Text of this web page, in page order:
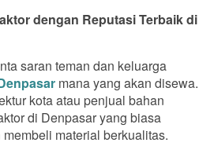
dengan Reputasi Terbaik di
saran teman dan keluarga
mana yang akan disewa.
kota atau penjual bahan
di Denpasar yang biasa
material berkualitas.